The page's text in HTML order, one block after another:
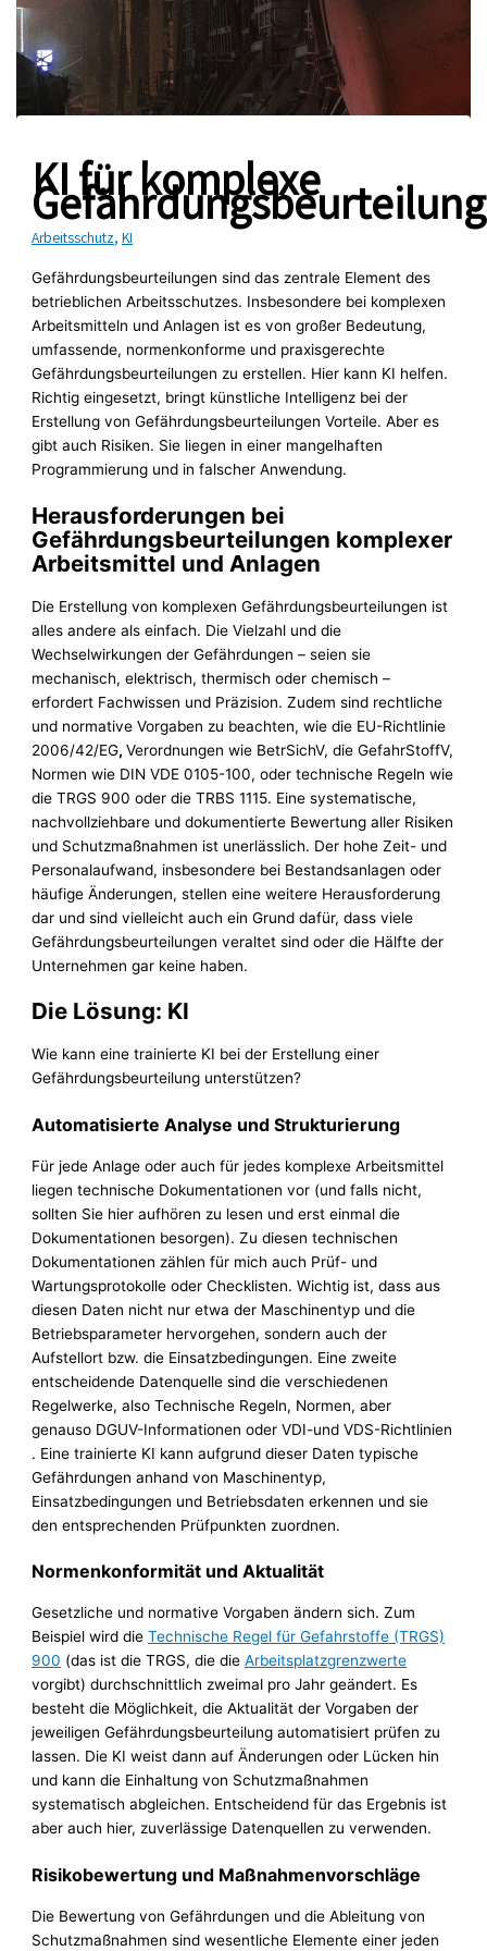
KI für komplexe
Arbeitsschutz,KI
Gefährdungsbeurteilungen sind das zentrale Element des
betrieblichen Arbeitsschutzes. Insbesondere bei komplexen
Arbeitsmitteln und Anlagen ist es von großer Bedeutung,
umfassende, normenkonforme und praxisgerechte
Gefährdungsbeurteilungen zu erstellen. Hier kann KI helfen.
Richtig eingesetzt, bringt künstliche Intelligenz bei der
Erstellung von Gefährdungsbeurteilungen Vorteile. Aber es
gibt auch Risiken. Sie liegen in einer mangelhaften
Programmierung und in falscher Anwendung.
Herausforderungen bei
Gefährdungsbeurteilungen komplexer
Arbeitsmittel und Anlagen
Die Erstellung von komplexen Gefährdungsbeurteilungen ist
alles andere als einfach. Die Vielzahl und die
Wechselwirkungen der Gefährdungen – seien sie
mechanisch, elektrisch, thermisch oder chemisch –
erfordert Fachwissen und Präzision. Zudem sind rechtliche
und normative Vorgaben zu beachten, wie die EU-Richtlinie
2006/42/EG,Verordnungen wie BetrSichV, die GefahrStoffV,
Normen wie DIN VDE 0105-100, oder technische Regeln wie
die TRGS 900 oder die TRBS 1115. Eine systematische,
nachvollziehbare und dokumentierte Bewertung aller Risiken
und Schutzmaßnahmen ist unerlässlich. Der hohe Zeit- und
Personalaufwand, insbesondere bei Bestandsanlagen oder
häufige Änderungen, stellen eine weitere Herausforderung
dar und sind vielleicht auch ein Grund dafür, dass viele
Gefährdungsbeurteilungen veraltet sind oder die Hälfte der
Unternehmen gar keine haben.
Die Lösung: KI
Wie kann eine trainierte KI bei der Erstellung einer
Gefährdungsbeurteilung unterstützen?
Automatisierte Analyse und Strukturierung
Für jede Anlage oder auch für jedes komplexe Arbeitsmittel
liegen technische Dokumentationen vor (und falls nicht,
sollten Sie hier aufhören zu lesen und erst einmal die
Dokumentationen besorgen). Zu diesen technischen
Dokumentationen zählen für mich auch Prüf- und
Wartungsprotokolle oder Checklisten. Wichtig ist, dass aus
diesen Daten nicht nur etwa der Maschinentyp und die
Betriebsparameter hervorgehen, sondern auch der
Aufstellort bzw. die Einsatzbedingungen. Eine zweite
entscheidende Datenquelle sind die verschiedenen
Regelwerke, also Technische Regeln, Normen, aber
genauso DGUV-Informationen oder VDI-und VDS-Richtlinien
. Eine trainierte KI kann aufgrund dieser Daten typische
Gefährdungen anhand von Maschinentyp,
Einsatzbedingungen und Betriebsdaten erkennen und sie
den entsprechenden Prüfpunkten zuordnen.
Normenkonformität und Aktualität
Gesetzliche und normative Vorgaben ändern sich. Zum
Beispiel wird dieTechnische Regel für Gefahrstoffe (TRGS)
900 (das ist die TRGS, die dieArbeitsplatzgrenzwerte
vorgibt) durchschnittlich zweimal pro Jahr geändert. Es
besteht die Möglichkeit, die Aktualität der Vorgaben der
jeweiligen Gefährdungsbeurteilung automatisiert prüfen zu
lassen. Die KI weist dann auf Änderungen oder Lücken hin
und kann die Einhaltung von Schutzmaßnahmen
systematisch abgleichen. Entscheidend für das Ergebnis ist
aber auch hier, zuverlässige Datenquellen zu verwenden.
Risikobewertung und Maßnahmenvorschläge
Die Bewertung von Gefährdungen und die Ableitung von
Schutzmaßnahmen sind wesentliche Elemente einer jeden